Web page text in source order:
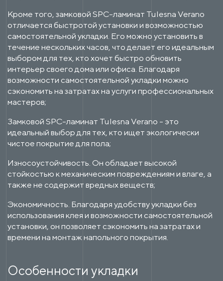
Кроме того, замковой SPC-ламинат Tulesna Verano
отличается быстротой установки и возможностью
самостоятельной укладки. Его можно установить в
течение нескольких часов, что делает его идеальным
выбором для тех, кто хочет быстро обновить
интерьер своего дома или офиса. Благодаря
возможности самостоятельной укладки можно
сэкономить на затратах на услуги профессиональных
мастеров;
Замковой SPC-ламинат Tulesna Verano - это
идеальный выбор для тех, кто ищет экологически
чистое покрытие для пола;
Износоустойчивость. Он обладает высокой
стойкостью к механическим повреждениям и влаге, а
также не содержит вредных веществ;
Экономичность. Благодаря удобству укладки без
использования клея и возможности самостоятельной
установки, он позволяет сэкономить на затратах и
времени на монтаж напольного покрытия.
Особенности укладки